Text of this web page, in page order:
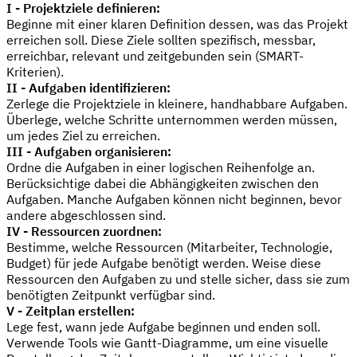
I - Projektziele definieren:
Beginne mit einer klaren Definition dessen, was das Projekt
erreichen soll. Diese Ziele sollten spezifisch, messbar,
erreichbar, relevant und zeitgebunden sein (SMART-
Kriterien).
II - Aufgaben identifizieren:
Zerlege die Projektziele in kleinere, handhabbare Aufgaben.
Überlege, welche Schritte unternommen werden müssen,
um jedes Ziel zu erreichen.
III - Aufgaben organisieren:
Ordne die Aufgaben in einer logischen Reihenfolge an.
Berücksichtige dabei die Abhängigkeiten zwischen den
Aufgaben. Manche Aufgaben können nicht beginnen, bevor
andere abgeschlossen sind.
IV - Ressourcen zuordnen:
Bestimme, welche Ressourcen (Mitarbeiter, Technologie,
Budget) für jede Aufgabe benötigt werden. Weise diese
Ressourcen den Aufgaben zu und stelle sicher, dass sie zum
benötigten Zeitpunkt verfügbar sind.
V - Zeitplan erstellen:
Lege fest, wann jede Aufgabe beginnen und enden soll.
Verwende Tools wie Gantt-Diagramme, um eine visuelle